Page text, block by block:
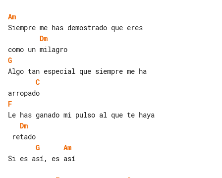
Am
Dm
G
C
F
Dm
G
Am
Si es así, es así